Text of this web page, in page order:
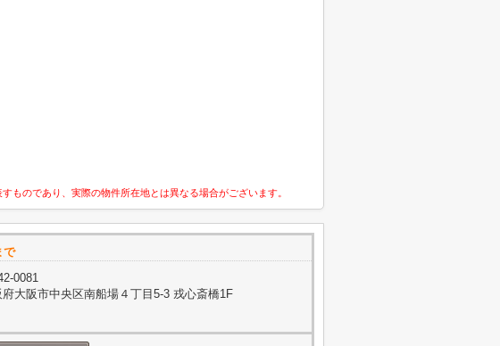
のであり、実際の物件所在地とは異なる場合がございます。
で
0081
府大阪市中央区南船場４丁目5-3 戎心斎橋1F